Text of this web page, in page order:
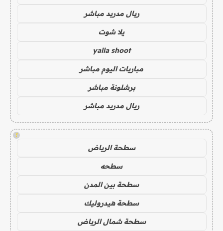
ريال مدريد مباشر
يلا شوت
yalla shoot
مباريات اليوم مباشر
برشلونة مباشر
ريال مدريد مباشر
!
سطحة الرياض
سطحه
سطحة بين المدن
سطحة هيدروليك
سطحة شمال الرياض